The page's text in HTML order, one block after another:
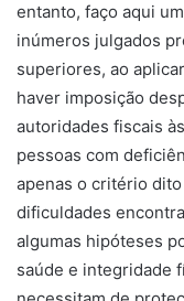
entanto, faço aqui
inúmeros julgados
superiores, ao
haver imposição
autoridades fiscais
pessoas com
apenas o critério
dificuldades
algumas hipóteses
saúde e integridade